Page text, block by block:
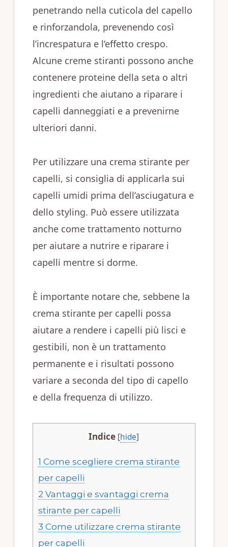
penetrando nella cuticola del capello
e rinforzandola, prevenendo così
l’increspatura e l’effetto crespo.
Alcune creme stiranti possono anche
contenere proteine della seta o altri
ingredienti che aiutano a riparare i
capelli danneggiati e a prevenirne
ulteriori danni.
Per utilizzare una crema stirante per
capelli, si consiglia di applicarla sui
capelli umidi prima dell’asciugatura e
dello styling. Può essere utilizzata
anche come trattamento notturno
per aiutare a nutrire e riparare i
capelli mentre si dorme.
È importante notare che, sebbene la
crema stirante per capelli possa
aiutare a rendere i capelli più lisci e
gestibili, non è un trattamento
permanente e i risultati possono
variare a seconda del tipo di capello
e della frequenza di utilizzo.
Indice [hide]
1 Come scegliere crema stirante
per capelli
2 Vantaggi e svantaggi crema
stirante per capelli
3 Come utilizzare crema stirante
per capelli